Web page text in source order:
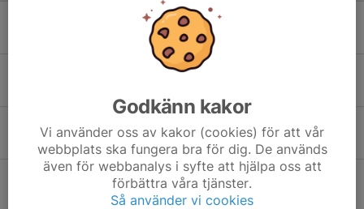
0
Inställd träning 3 feb
Vårtermin 2026
11 dec 2025 0
Uppehåll under höstlovet
23 okt 2025
Godkänn kakor
Vi använder oss av kakor (cookies) för att vår
webbplats ska fungera bra för dig. De används
även för webbanalys i syfte att hjälpa oss att
förbättra våra tjänster.
Så använder vi cookies